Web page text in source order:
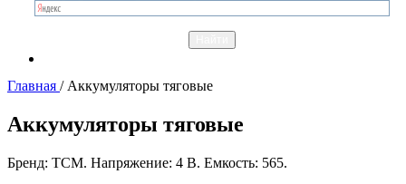
Главная / Аккумуляторы тяговые
Аккумуляторы тяговые
Бренд: TCM. Напряжение: 4 В. Емкость: 565.